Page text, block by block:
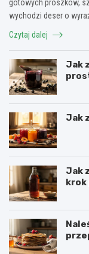
gotowych proszków,
wychodzi deser o
Czytaj dalej
Jak
Jak
Jak
krok